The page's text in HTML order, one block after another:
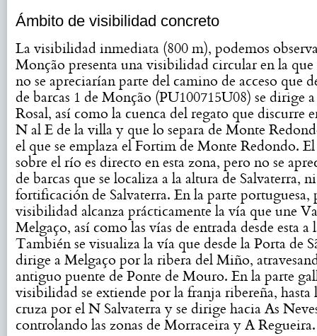
Ámbito de visibilidad concreto
La visibilidad inmediata (800 m), podemos
Monção presenta una visibilidad circular en la
no se apreciarían parte del camino de acceso que
de barcas 1 de Monção (PU100715U08) se dirige
Rosal, así como la cuenca del regato que discurre
N al E de la villa y que lo separa de Monte
el que se emplaza el Fortim de Monte Redondo.
sobre el río es directo en esta zona, pero no se
de barcas que se localiza a la altura de Salvaterra,
fortificación de Salvaterra. En la parte portuguesa,
visibilidad alcanza prácticamente la vía que une
Melgaço, así como las vías de entrada desde esta a
También se visualiza la vía que desde la Porta de
dirige a Melgaço por la ribera del Miño,
antiguo puente de Ponte de Mouro. En la parte
visibilidad se extiende por la franja ribereña, hasta
cruza por el N Salvaterra y se dirige hacia As
controlando las zonas de Morraceira y A Regueira.